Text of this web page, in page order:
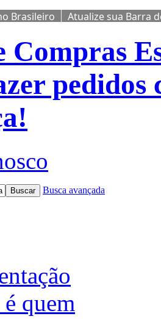
Brasileiro Atualize sua Barra
Compras
pedidos
Buscar Busca avançada
quem